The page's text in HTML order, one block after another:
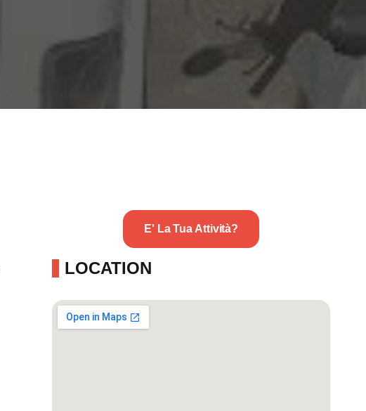
E' La Tua Attività?
LOCATION